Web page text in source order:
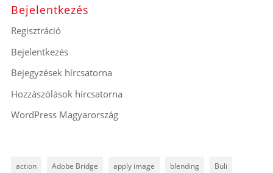
Bejelentkezés
Regisztráció
Bejelentkezés
Bejegyzések hírcsatorna
Hozzászólások hírcsatorna
WordPress Magyarország
action Adobe Bridge apply image blending Buli